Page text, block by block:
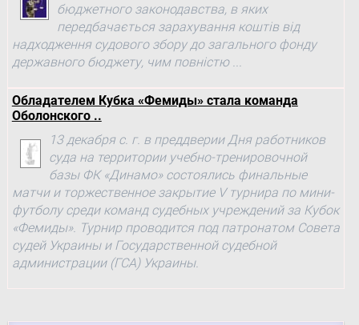
бюджетного законодавства, в яких
передбачається зарахування коштів від
надходження судового збору до загального фонду
державного бюджету, чим повністю ...
Обладателем Кубка «Фемиды» стала команда
Оболонского ..
13 декабря с. г. в преддверии Дня работников
суда на территории учебно-тренировочной
базы ФК «Динамо» состоялись финальные
матчи и торжественное закрытие V турнира по мини-
футболу среди команд судебных учреждений за Кубок
«Фемиды». Турнир проводится под патронатом Совета
судей Украины и Государственной судебной
администрации (ГСА) Украины.